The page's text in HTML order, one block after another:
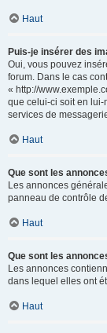
Haut
Puis-je insérer des
Oui, vous pouvez
forum. Dans le cas
« http://
que celui-ci soit en lui-
services de
Haut
Que sont les
Les annonces
panneau de contrôle
Haut
Que sont les
Les annonces
dans lequel elles ont
Haut